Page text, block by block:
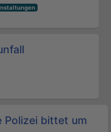
Polizei bittet um